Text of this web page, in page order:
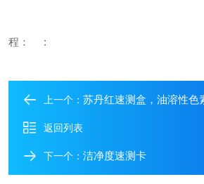
程： :
上一个： 苏丹红速测盒，油溶性色
返回列表
下一个： 洁净度速测卡